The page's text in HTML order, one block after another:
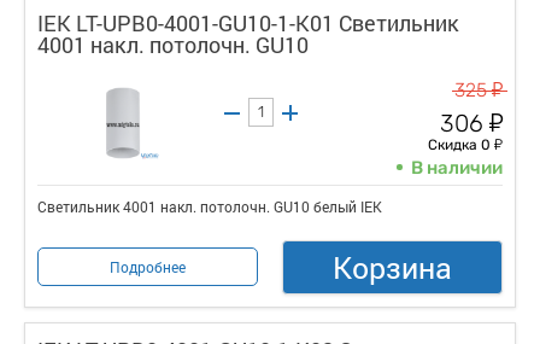
IEK LT-UPB0-4001-GU10-1-K01 Светильник
4001 накл. потолочн. GU10
325у
306 у
Скидка 0 у
В наличии
Светильник 4001 накл. потолочн. GU10 белый IEK
Подробнее Корзина